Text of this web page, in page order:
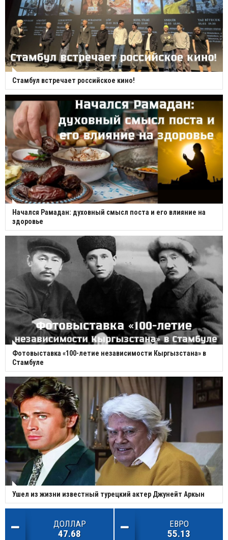
Стамбул встречает российское кино!
Начался Рамадан: духовный смысл поста и его влияние на
здоровье
Фотовыставка «100-летие независимости Кыргызстана» в
Стамбуле
Ушел из жизни известный турецкий актер Джунейт Аркын
ДОЛЛАР
47.68
ЕВРО
55.13